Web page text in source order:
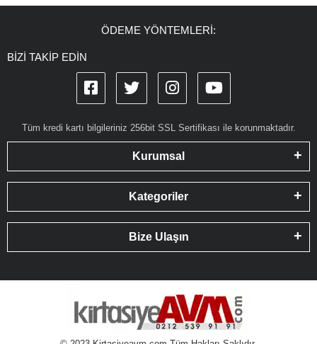
ÖDEME YÖNTEMLERİ:
BİZİ TAKİP EDİN
Tüm kredi kartı bilgileriniz 256bit SSL Sertifikası ile korunmaktadır.
Kurumsal
Kategoriler
Bize Ulaşın